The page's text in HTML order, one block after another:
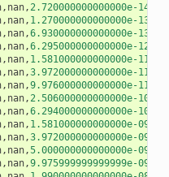
, nan,2.720000000000000e-14
, nan, 1.270000000000000e-13
, nan,6.930000000000000e-13
, nan,6.295000000000000e-12
, nan, 1.581000000000000e-11
, nan,3.972000000000000e-11
, nan,9.976000000000000e-11
, nan,2.506000000000000e-10
, nan,6.294000000000000e-10
, nan, 1.581000000000000e-09
, nan,3.972000000000000e-09
, nan,5.000000000000000e-09
, nan,9.975999999999999e-09